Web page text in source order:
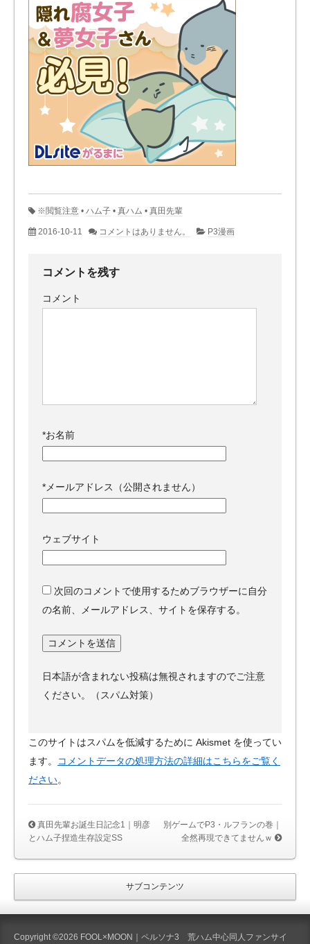
※閲覧注意 • ハム子 • 真ハム • 真田先輩
2016-10-11 コメントはありません。 P3漫画
コメントを残す
コメント
*お名前
* メールアドレス（公開されません）
ウェブサイト
次回のコメントで使用するためブラウザーに自分
の名前、メールアドレス、サイトを保存する。
日本語が含まれない投稿は無視されますのでご注意
ください。（スパム対策）
このサイトはスパムを低減するために Akismet を使ってい
ます。
コメントデータの処理方法の詳細はこちらをご覧く
ださい。
真田先輩お誕生日記念1｜明彦
とハム子捏造生存設定SS
別ゲームでP3・ルフランの巻｜
全然再現できてませんｗ
サブコンテンツ
Copyright ©2026 FOOL×MOON｜ペルソナ3 荒ハム中心同人ファンサイ